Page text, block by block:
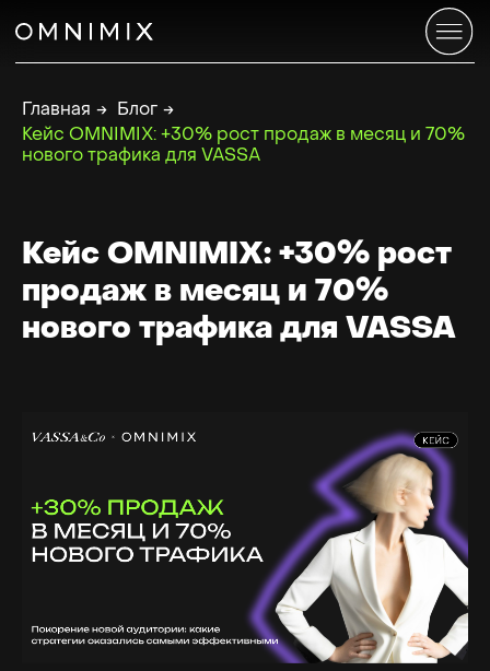
Главная → Блог →
Кейс OMNIMIX: +30% рост продаж в месяц и 70%
нового трафика для VASSA
Кейс OMNIMIX: +30% рост
продаж в месяц и 70%
нового трафика для VASSA